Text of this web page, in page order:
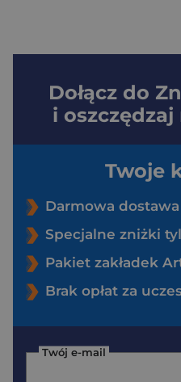
Dołącz do
i
Twoje
Darmowa dostawa
Specjalne zniżki
Pakiet zakładek
Brak opłat za
Twój e-mail